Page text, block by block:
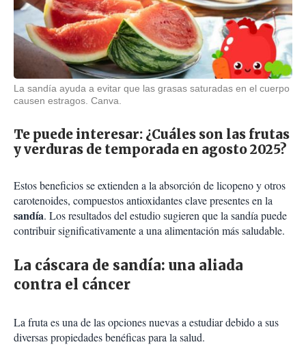
La sandía ayuda a evitar que las grasas saturadas en el cuerpo
causen estragos. Canva.
Te puede interesar: ¿Cuáles son las frutas
y verduras de temporada en agosto 2025?
Estos beneficios se extienden a la absorción de licopeno y otros
carotenoides, compuestos antioxidantes clave presentes en la
sandía. Los resultados del estudio sugieren que la sandía puede
contribuir significativamente a una alimentación más saludable.
La cáscara de sandía: una aliada
contra el cáncer
La fruta es una de las opciones nuevas a estudiar debido a sus
diversas propiedades benéficas para la salud.